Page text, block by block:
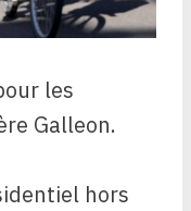
les
Galleon.
hors